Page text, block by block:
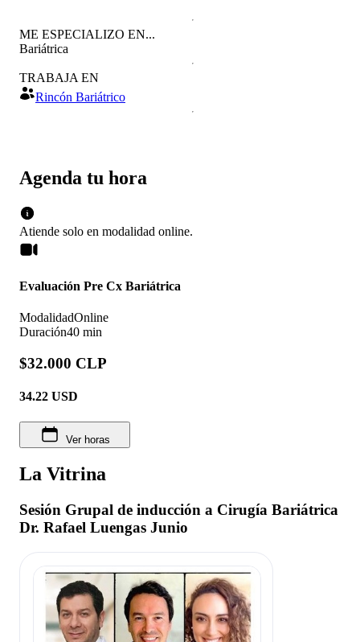
Agenda tu hora
Atiende solo en modalidad online.
Evaluación Pre Cx Bariátrica
ModalidadOnline
Duración40 min
$32.000 CLP
34.22 USD
Ver horas
La Vitrina
Sesión Grupal de inducción a Cirugía Bariátrica
Dr. Rafael Luengas Junio
ME ESPECIALIZO EN...
Bariátrica
TRABAJA EN
Rincón Bariátrico